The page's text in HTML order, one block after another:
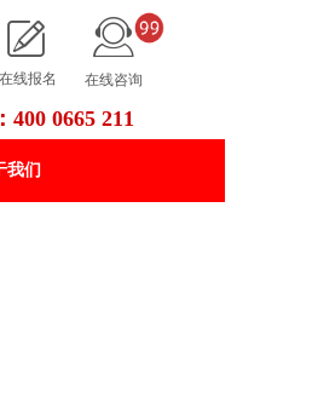
0665 211
在线报名 在线咨询
我们